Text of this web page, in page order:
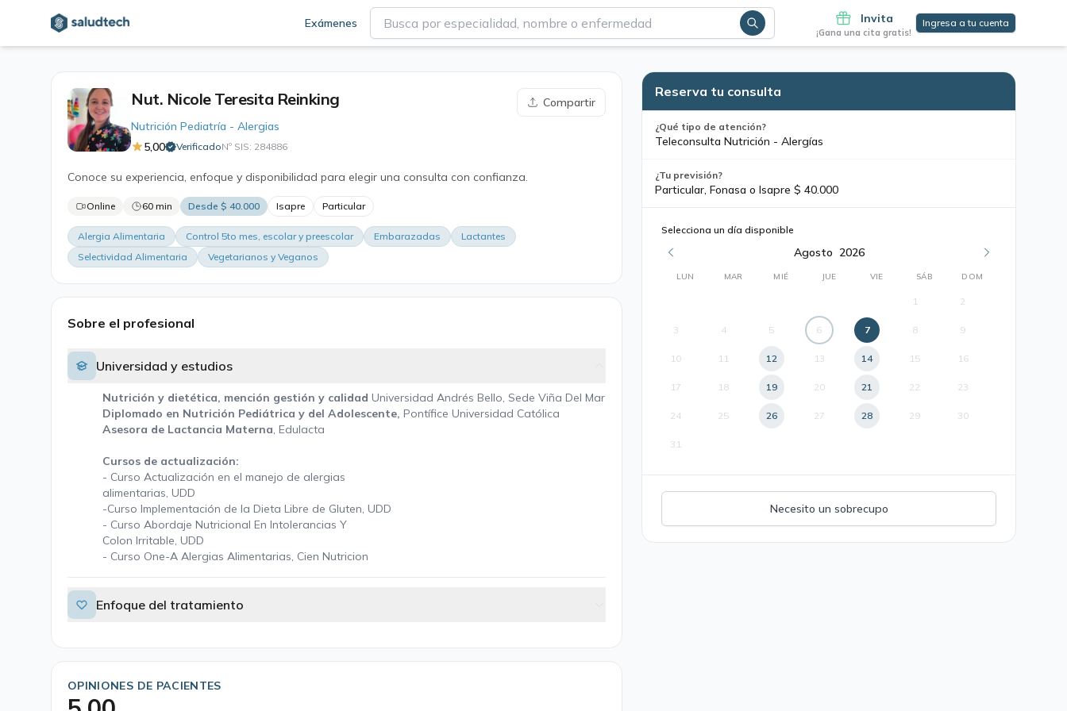
Exámenes Invita
¡Gana una cita gratis!
Ingresa a tu cuenta
Nut. Nicole Teresita Reinking
Compartir
Nutrición Pediatría - Alergias
5,00
VerificadoNº SIS: 284886·
Conoce su experiencia, enfoque y disponibilidad para elegir una consulta con confianza.
Online 60 min Desde $ 40.000 Isapre Particular
Alergia Alimentaria Control 5to mes, escolar y preescolar Embarazadas
Lactantes
Selectividad Alimentaria
Vegetarianos y Veganos
Sobre el profesional
Universidad y estudios
Nutrición y dietética, mención gestión y calidad Universidad Andrés Bello, Sede Viña Del Mar
Diplomado en Nutrición Pediátrica y del Adolescente, Pontífice Universidad Católica
Asesora de Lactancia Materna, Edulacta
Cursos de actualización:
- Curso Actualización en el manejo de alergias
alimentarias, UDD
-Curso Implementación de la Dieta Libre de Gluten, UDD
- Curso Abordaje Nutricional En Intolerancias Y
Colon Irritable, UDD
- Curso One-A Alergias Alimentarias, Cien Nutricion
Enfoque del tratamiento
OPINIONES DE PACIENTES
Reserva tu consulta
¿Qué tipo de atención?
Teleconsulta Nutrición - Alergías
¿Tu previsión?
Particular, Fonasa o Isapre $ 40.000
Selecciona un día disponible
Agosto 2026
LUN MAR MIÉ JUE VIE SÁB DOM
1 2
3 4 5 6 7 8 9
10 11 12 13 14 15 16
17 18 19 20 21 22 23
24 25 26 27 28 29 30
31
Necesito un sobrecupo